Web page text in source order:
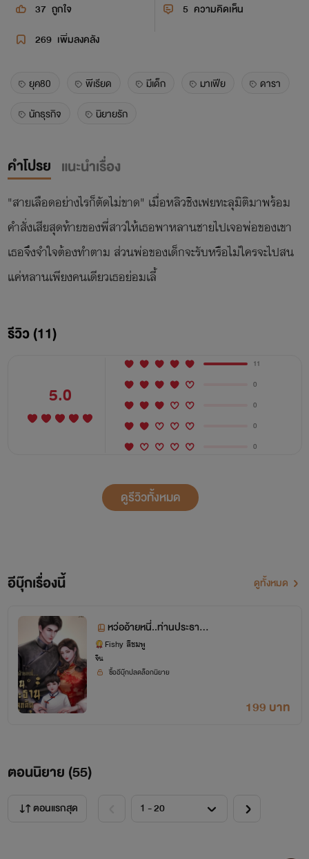
37 ถูกใจ 5 ความคิดเห็น
269 เพิ่มลงคลัง
ยุค80 พีเรียด มีเด็ก มาเฟีย
ดารา
นักธุรกิจ
นิยายรัก
คำโปรย แนะนำเรื่อง
"สายเลือดอย่างไรก็ตัดไม่ขาด" เมื่อหลิวชิงเฟยทะลุมิติมาพร้อม
คำสั่งเสียสุดท้ายของพี่สาวให้เธอพาหลานชายไปเจอพ่อของเขา
เธอจึงจำใจต้องทำตาม ส่วนพ่อของเด็กจะรับหรือไม่ใครจะไปสน
แค่หลานเพียงคนเดียวเธอย่อมเลี้
รีวิว (11)
5.0
11
0
0
0
0
ดูรีวิวทั้งหมด
อีบุ๊กเรื่องนี้ ดูทั้งหมด
หว่ออ้ายหนี่..ท่านประธาน
ลูกติดคนนี้คือที่รัก
Fishy สีชมพู
จีน
ซื้ออีบุ๊กปลดล็อกนิยาย
199 บาท
ตอนนิยาย (55)
ตอนแรกสุด